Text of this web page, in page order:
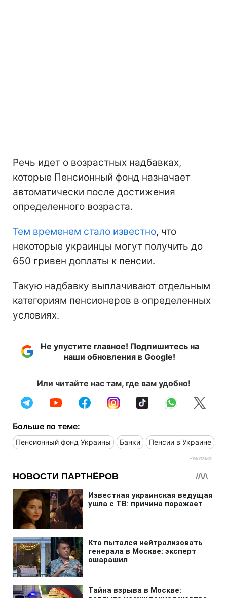
Речь идет о возрастных надбавках,
которые Пенсионный фонд назначает
автоматически после достижения
определенного возраста.
Тем временем стало известно, что
некоторые украинцы могут получить до
650 гривен доплаты к пенсии.
Такую надбавку выплачивают отдельным
категориям пенсионеров в определенных
условиях.
Не упустите главное! Подпишитесь на
наши обновления в Google!
Или читайте нас там, где вам удобно!
Больше по теме:
Пенсионный фонд Украины Банки Пенсии в Украине